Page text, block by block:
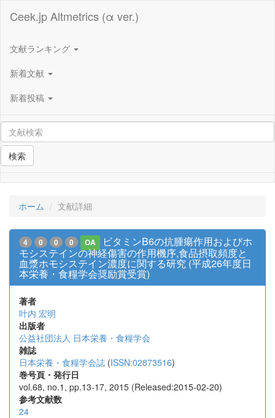
Ceek.jp Altmetrics (α ver.)
文献ランキング
新着文献
新着投稿
検索
ホーム 文献詳細
4 0 0 0 OA
ビタミンB6の抗腫瘍作用およびホ
モシステインの神経傷害の作用機序,食品摂取頻度と
血漿ホモシステイン濃度に関する研究 (平成26年度日
本栄養・食糧学会奨励賞受賞)
著者
叶内 宏明
出版者
公益社団法人 日本栄養・食糧学会
雑誌
日本栄養・食糧学会誌 (ISSN:02873516)
巻号頁・発行日
vol.68, no.1, pp.13-17, 2015 (Released:2015-02-20)
参考文献数
24